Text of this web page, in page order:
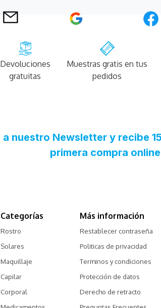
Devoluciones
gratuitas
Muestras gratis en tus
pedidos
Categorías
Rostro
Solares
Maquillaje
Capilar
Corporal
Más información
Restablecer contraseña
Politicas de privacidad
Terminos y condiciones
Protección de datos
Derecho de retracto